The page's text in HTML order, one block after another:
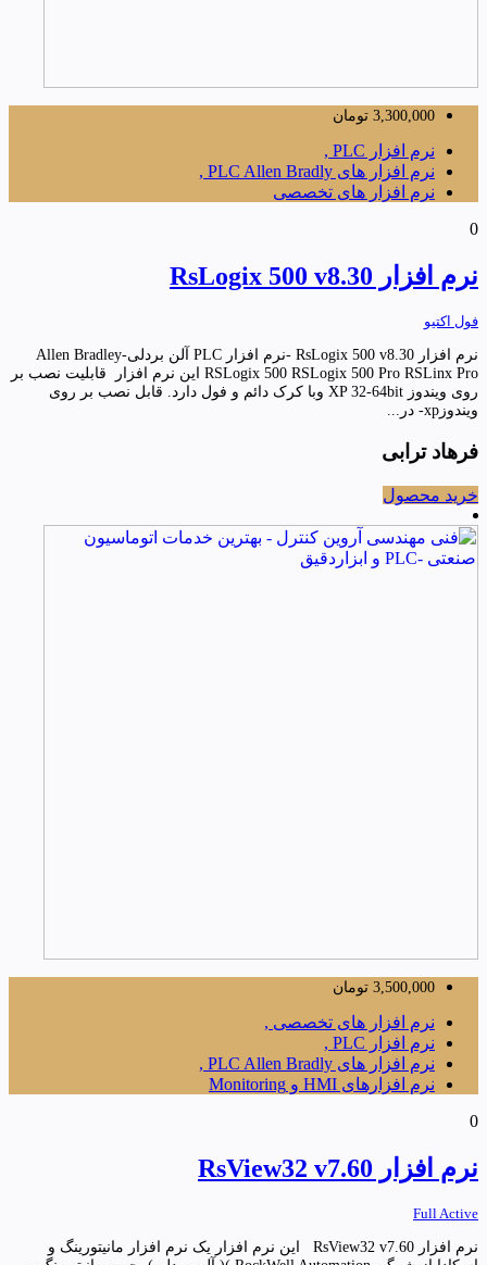
3,300,000 تومان
نرم افزار PLC ,
نرم افزار های PLC Allen Bradly ,
نرم افزار های تخصصی
0
نرم افزار RsLogix 500 v8.30
فول اکتیو
نرم افزار RsLogix 500 v8.30 -نرم افزار PLC آلن بردلی-Allen Bradley
RSLogix 500 RSLogix 500 Pro RSLinx Pro این نرم افزار قابلیت نصب بر
روی ویندوز XP 32-64bit وبا کرک دائم و فول دارد. قابل نصب بر روی
ویندوزxp- در...
فرهاد ترابی
خرید محصول
3,500,000 تومان
نرم افزار های تخصصی ,
نرم افزار PLC ,
نرم افزار های PLC Allen Bradly ,
نرم افزارهای HMI و Monitoring
0
نرم افزار RsView32 v7.60
Full Active
نرم افزار RsView32 v7.60 این نرم افزار یک نرم افزار مانیتورینگ و